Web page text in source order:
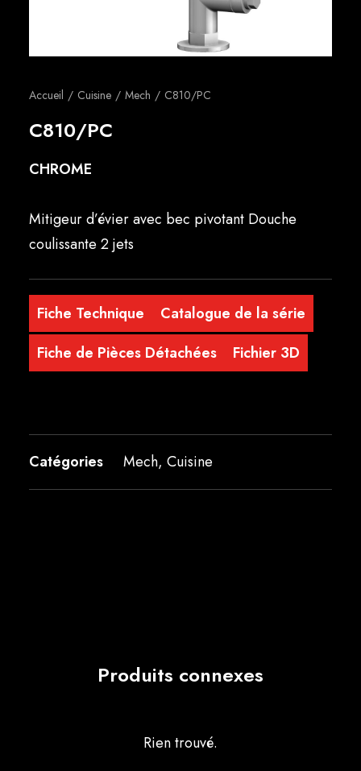
Accueil Cuisine Mech C810/PC
C810/PC
CHROME
Mitigeur d’évier avec bec pivotant Douche
coulissante 2 jets
Fiche Technique
Catalogue de la série
Fiche de Pièces Détachées
Fichier 3D
Catégories Mech, Cuisine
Produits connexes
Rien trouvé.